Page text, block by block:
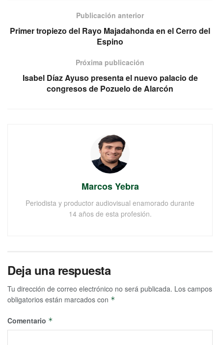
Publicación anterior
Primer tropiezo del Rayo Majadahonda en el Cerro del
Espino
Próxima publicación
Isabel Díaz Ayuso presenta el nuevo palacio de
congresos de Pozuelo de Alarcón
Marcos Yebra
Periodista y productor audiovisual enamorado durante
14 años de esta profesión.
Deja una respuesta
Tu dirección de correo electrónico no será publicada. Los campos
obligatorios están marcados con *
Comentario *